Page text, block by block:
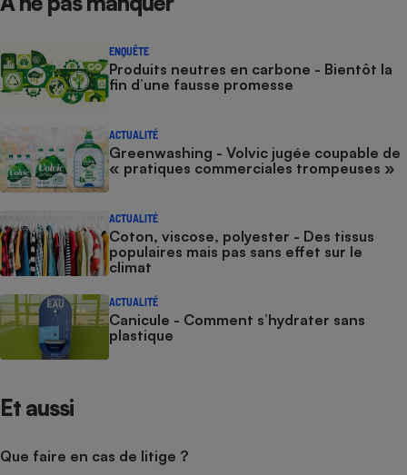
ENQUÊTE
Produits neutres en carbone - Bientôt la
fin d’une fausse promesse
ACTUALITÉ
Greenwashing - Volvic jugée coupable de
« pratiques commerciales trompeuses »
ACTUALITÉ
Coton, viscose, polyester - Des tissus
populaires mais pas sans effet sur le
climat
ACTUALITÉ
Canicule - Comment s’hydrater sans
plastique
Et aussi
Que faire en cas de litige ?